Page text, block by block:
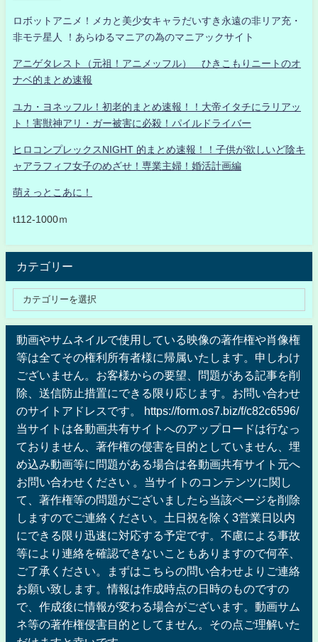
ロボットアニメ！メカと美少女キャラだいすき永遠の非リア充・
非モテ星人 ！あらゆるマニアの為のマニアックサイト
アニゲタレスト（元祖！アニメッフル） ひきこもりニートのオ
ナベ的まとめ速報
ユカ・ヨネッフル！初老的まとめ速報！！大帝イタチにラリアッ
ト！害獣神アリ・ガー被害に必殺！パイルドライバー
ヒロコンプレックスNIGHT 的まとめ速報！！子供が欲しいど陰キ
ャアラフィフ女子のめざせ！専業主婦！婚活計画編
萌えっとこあに！
t112-1000ｍ
カテゴリー
動画やサムネイルで使用している映像の著作権や肖像権
等は全てその権利所有者様に帰属いたします。申しわけ
ございません。お客様からの要望、問題がある記事を削
除、送信防止措置にできる限り応じます。お問い合わせ
のサイトアドレスです。 https://form.os7.biz/f/c82c6596/
当サイトは各動画共有サイトへのアップロードは行なっ
ておりません、著作権の侵害を目的としていません、埋
め込み動画等に問題がある場合は各動画共有サイト元へ
お問い合わせください 。当サイトのコンテンツに関し
て、著作権等の問題がございましたら当該ページを削除
しますのでご連絡ください。土日祝を除く3営業日以内
にできる限り迅速に対応する予定です。不慮による事故
等により連絡を確認できないこともありますので何卒、
ご了承ください。まずはこちらの問い合わせよりご連絡
お願い致します。情報は作成時点の日時のものですの
で、作成後に情報が変わる場合がございます。動画サム
ネ等の著作権侵害目的としてません。その点ご理解いた